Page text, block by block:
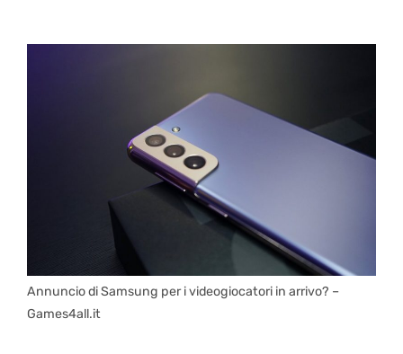
Annuncio di Samsung per i videogiocatori in arrivo? –
Games4all.it